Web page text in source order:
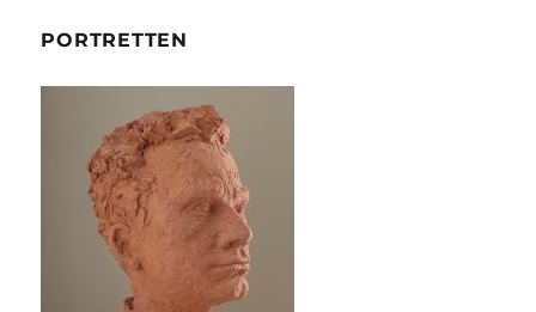
PORTRETTEN